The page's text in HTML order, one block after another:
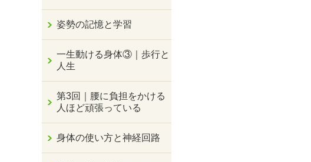
姿勢の記憶と学習
一生動ける身体③｜歩行と
人生
第3回｜腰に負担をかける
人ほど頑張っている
身体の使い方と神経回路